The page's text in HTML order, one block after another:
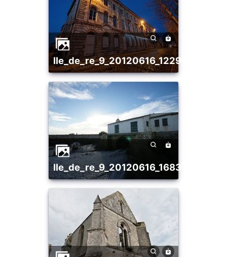
ile_de_re_9_20120616_1229106354
ile_de_re_9_20120616_1683560563